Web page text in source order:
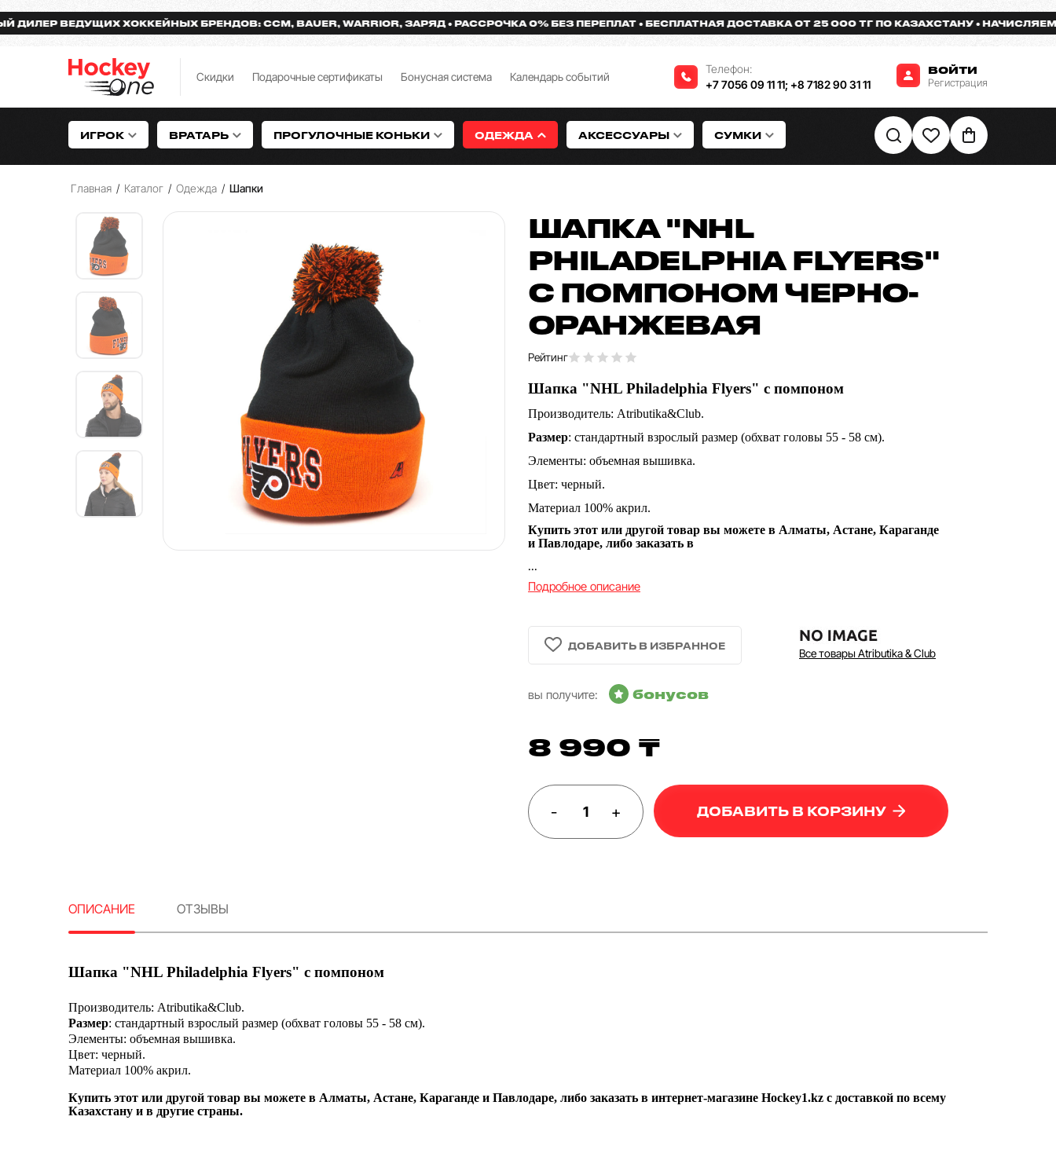
ВЕДУЩИХ ХОККЕЙНЫХ БРЕНДОВ: CCM, BAUER, WARRIOR, ЗАРЯД РАССРОЧКА 0% БЕЗ ПЕРЕПЛАТ БЕСПЛАТНАЯ ДОСТАВКА ОТ 25 000 ТГ ПО КАЗАХСТАНУ НАЧИСЛЯЕМ
Скидки Подарочные сертификаты Бонусная система Календарь событий
Телефон:
+7 7056 09 11 11; +8 7182 90 31 11
ВОЙТИ
Регистрация
ИГРОК ВРАТАРЬ ПРОГУЛОЧНЫЕ КОНЬКИ ОДЕЖДА АКСЕССУАРЫ СУМКИ
Главная / Каталог / Одежда / Шапки
ШАПКА "NHL
PHILADELPHIA FLYERS"
С ПОМПОНОМ ЧЕРНО-
ОРАНЖЕВАЯ
Рейтинг
Шапка "NHL Philadelphia Flyers" с помпоном
Производитель: Atributika&Club.
Размер: стандартный взрослый размер (обхват головы 55 - 58 см).
Элементы: объемная вышивка.
Цвет: черный.
Материал 100% акрил.
Купить этот или другой товар вы можете в Алматы, Астане, Караганде
и Павлодаре, либо заказать в
...
Подробное описание
Все товары Atributika & Club
вы получите: бонусов
8 990 ₸
- + ДОБАВИТЬ В КОРЗИНУ
ОПИСАНИЕ ОТЗЫВЫ
Шапка "NHL Philadelphia Flyers" с помпоном
Производитель: Atributika&Club.
Размер: стандартный взрослый размер (обхват головы 55 - 58 см).
Элементы: объемная вышивка.
Цвет: черный.
Материал 100% акрил.
Купить этот или другой товар вы можете в Алматы, Астане, Караганде и Павлодаре, либо заказать в интернет-магазине Hockey1.kz с доставкой по всему
Казахстану и в другие страны.